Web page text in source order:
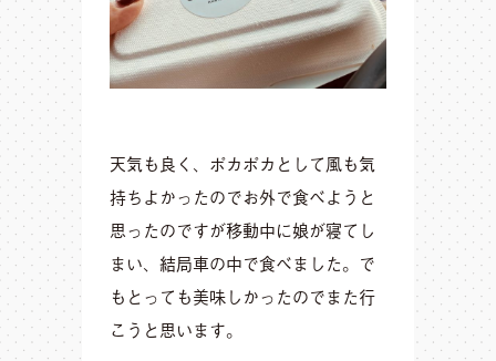
天気も良く、ポカポカとして風も気
持ちよかったのでお外で食べようと
思ったのですが移動中に娘が寝てし
まい、結局車の中で食べました。で
もとっても美味しかったのでまた行
こうと思います。